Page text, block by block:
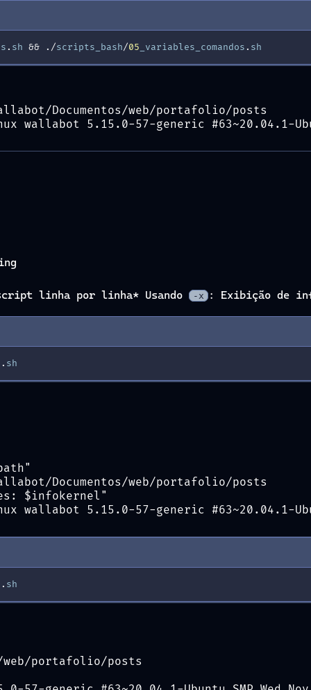
. sh && ./scripts_bash/05 _variables_comandos . sh
Documentos/web/portafolio/posts
5.15.0-57-generic #63~20.04.1-
linha por linha* Usando -x : Exibição de
. sh
Documentos/web/portafolio/posts
$infokernel"
5.15.0-57-generic #63~20.04.1-
. sh
web/portafolio/posts